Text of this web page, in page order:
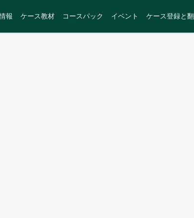
報 ケース教材 コースパック イベント ケース登録と